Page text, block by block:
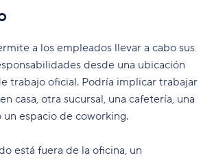
a los empleados llevar a cabo sus
desde una ubicación
trabajo oficial. Podría implicar trabajar
casa, otra sucursal, una cafetería, una
espacio de coworking.
está fuera de la oficina, un